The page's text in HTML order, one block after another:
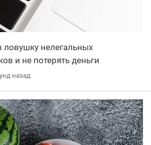
ловушку нелегальных
и не потерять деньги
назад